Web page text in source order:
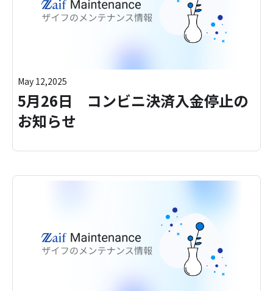
May 12,2025
5月26日 コンビニ決済入金停止の
お知らせ